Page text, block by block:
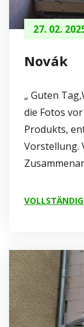
27. 02.
Novák
„ Guten
die Fotos
Produkts,
Vorstellung.